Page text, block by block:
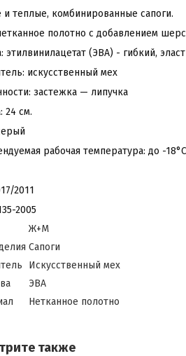
и теплые, комбинированные сапоги.
полотно с добавлением
этилвинилацетат (ЭВА) - гибкий,
искусственный мех
застежка — липучка
24 см.
рабочая температура: до -
2011
2005
Ж+М
Сапоги
Искусственный мех
ЭВА
Нетканное полотно
также